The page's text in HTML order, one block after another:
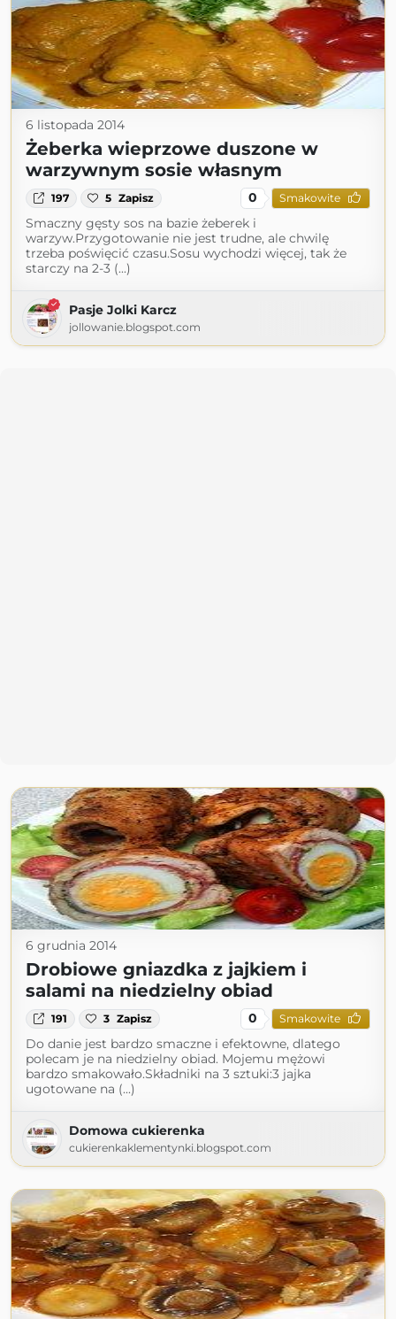
6 listopada 2014
Żeberka wieprzowe duszone w
warzywnym sosie własnym
197 5 Zapisz 0 Smakowite
Smaczny gęsty sos na bazie żeberek i
warzyw.Przygotowanie nie jest trudne, ale chwilę
trzeba poświęcić czasu.Sosu wychodzi więcej, tak że
starczy na 2-3 (...)
Pasje Jolki Karcz
jollowanie.blogspot.com
6 grudnia 2014
Drobiowe gniazdka z jajkiem i
salami na niedzielny obiad
191 3 Zapisz 0 Smakowite
Do danie jest bardzo smaczne i efektowne, dlatego
polecam je na niedzielny obiad. Mojemu mężowi
bardzo smakowało.Składniki na 3 sztuki:3 jajka
ugotowane na (...)
Domowa cukierenka
cukierenkaklementynki.blogspot.com